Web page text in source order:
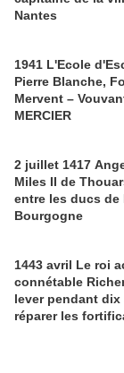
Nantes
1941 L'Ecole
Pierre Blanche,
Mervent – Vouvant (Vendée) par
MERCIER
2 juillet 1417
Miles II de
entre les ducs de
Bourgogne
1443 avril Le roi
connétable
lever pendant
réparer les